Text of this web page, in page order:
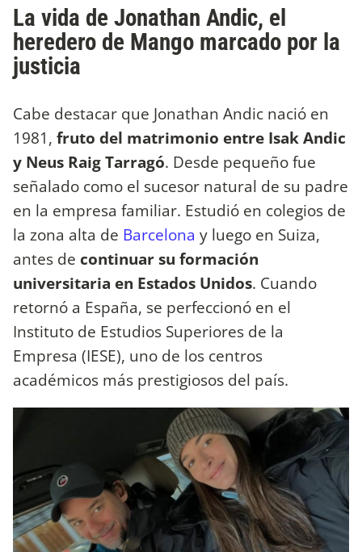
La vida de Jonathan Andic, el
heredero de Mango marcado por la
justicia
Cabe destacar que Jonathan Andic nació en
1981, fruto del matrimonio entre Isak Andic
y Neus Raig Tarragó. Desde pequeño fue
señalado como el sucesor natural de su padre
en la empresa familiar. Estudió en colegios de
la zona alta de Barcelona y luego en Suiza,
antes de continuar su formación
universitaria en Estados Unidos. Cuando
retornó a España, se perfeccionó en el
Instituto de Estudios Superiores de la
Empresa (IESE), uno de los centros
académicos más prestigiosos del país.